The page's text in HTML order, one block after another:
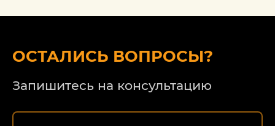
работу, надеюсь на дальнейшее
ОСТАЛИСЬ ВОПРОСЫ?
Запишитесь на консультацию